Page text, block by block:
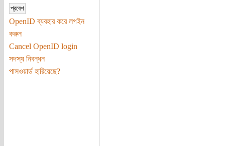
OpenID ব্যবহার করে লগইন
করুন
Cancel OpenID login
সদস্য নিবন্ধন
পাসওয়ার্ড হারিয়েছে?